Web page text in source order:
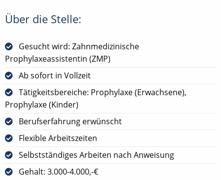
Über die Stelle:
Gesucht wird: Zahnmedizinische
Prophylaxeassistentin (ZMP)
Ab sofort in Vollzeit
Tätigkeitsbereiche: Prophylaxe (Erwachsene),
Prophylaxe (Kinder)
Berufserfahrung erwünscht
Flexible Arbeitszeiten
Selbstständiges Arbeiten nach Anweisung
Gehalt: 3.000-4.000,-€